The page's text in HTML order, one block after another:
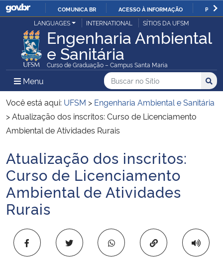
IR
PARA
O
CONTEÚDO
COMUNICA BR ACESSO À INFORMAÇÃO
Ministério da Justiça e Segurança Pública
Ministério da Defesa
Ministério das Relações Exteriores
Ministério da Economia
Ministério da Infraestrutura
Ministério da Agricultura, Pecuária e Abastecimento
Ministério da Educação
Ministério da Cidadania
Ministério da Saúde
LANGUAGES INTERNATIONAL SÍTIOS DA UFSM
Engenharia Ambiental
e Sanitária
Curso de Graduação – Campus Santa Maria
Menu Menu Principal do Sítio
Busca
Buscar no no Sítio
Busca:
Você está aqui: UFSM > Engenharia Ambiental e Sanitária
>Atualização dos inscritos: Curso de Licenciamento
Ambiental de Atividades Rurais
Início do conteúdo
Atualização dos inscritos:
Curso de Licenciamento
Ambiental de Atividades
Rurais
Copiar para área